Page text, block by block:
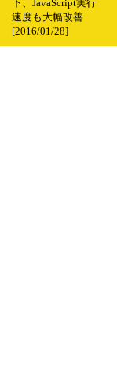
下、JavaScript実行
速度も大幅改善
[2016/01/28]